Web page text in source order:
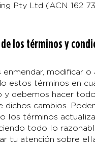
Pty Ltd (ACN 162
los términos y
enmendar, modificar o
estos términos en
y debemos hacer
dichos cambios.
los términos
todo lo
tu atención sobre